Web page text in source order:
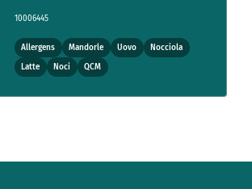
10006445
Allergens Mandorle Uovo
Nocciola
Latte
Noci QCM